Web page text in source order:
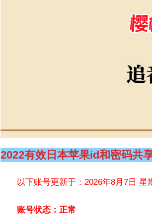
2022有效日本苹果id和密码共
以下账号更新于：2026年8月7日 星
账号状态：正常